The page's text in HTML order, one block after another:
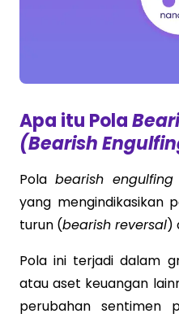
Apa itu Pola
(Bearish
Pola bearish engulfing
yang mengindikasikan
turun (bearish reversal)
Pola ini terjadi dalam
atau aset keuangan
perubahan sentimen